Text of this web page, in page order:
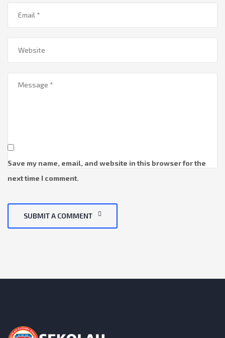
Save my name, email, and website in this browser for the
next time I comment.
SUBMIT A COMMENT